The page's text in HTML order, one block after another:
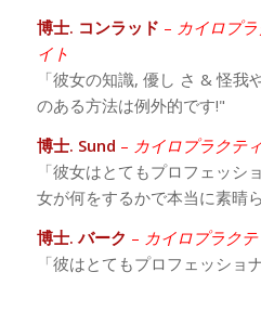
博士. コンラッド – カイロプ
イト
「彼女の知識, 優し さ & 怪我
のある方法は例外的です!"
博士. Sund – カイロプラクテ
「彼女はとてもプロフェッシ
女が何をするかで本当に素晴
博士. バーク – カイロプラク
「彼はとてもプロフェッショ